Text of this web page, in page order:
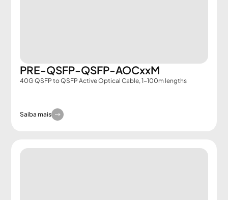
PRE-QSFP-QSFP-AOCxxM
40G QSFP to QSFP Active Optical Cable, 1-100m lengths
Saiba mais